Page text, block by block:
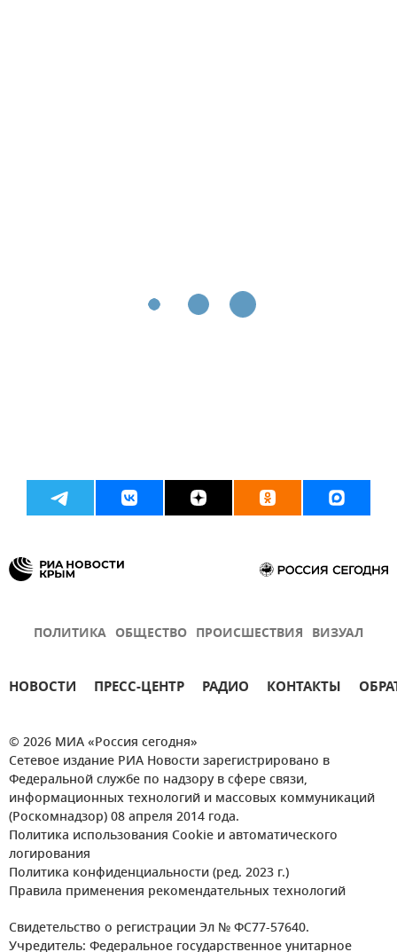
ПОЛИТИКА ОБЩЕСТВО ПРОИСШЕСТВИЯ ВИЗУАЛ
НОВОСТИ ПРЕСС-ЦЕНТР РАДИО КОНТАКТЫ
© 2026 МИА «Россия сегодня»
Сетевое издание РИА Новости зарегистрировано в
Федеральной службе по надзору в сфере связи,
информационных технологий и массовых коммуникаций
(Роскомнадзор) 08 апреля 2014 года.
Политика использования Cookie и автоматического
логирования
Политика конфиденциальности (ред. 2023 г.)
Правила применения рекомендательных технологий
Свидетельство о регистрации Эл № ФС77-57640.
Учредитель: Федеральное государственное унитарное